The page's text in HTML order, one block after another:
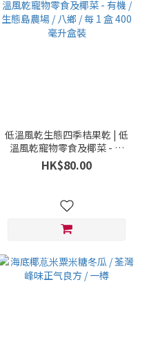
低溫風乾生態四季桔果乾 | 低
溫風乾寵物零食及椰菜 - 有
機 / 生態島農場 / 八鄉 / 每 1
盒 400毫升盒裝
HK$80.00